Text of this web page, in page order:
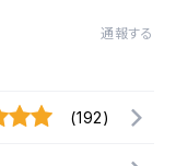
通報する
(192)